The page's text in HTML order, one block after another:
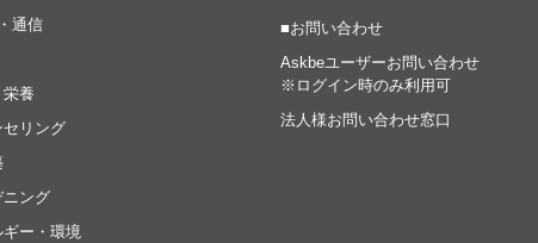
通信
養
リング
ニング
ー・環境
■お問い合わせ
Askbeユーザーお問い合わせ
※ログイン時のみ利用可
法人様お問い合わせ窓口